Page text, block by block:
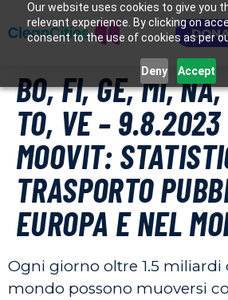
Our website uses cookies to give you
relevant experience. By clicking on
consent to the use of cookies as per
Deny Accept
BO, FI, GE, MI,
TO, VE – 9.8.2023
MOOVIT:
TRASPORTO
EUROPA E NEL
Ogni giorno oltre 1.5 miliardi
mondo possono muoversi